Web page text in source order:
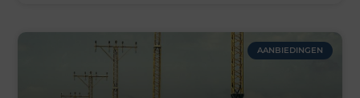
AANBIEDINGEN